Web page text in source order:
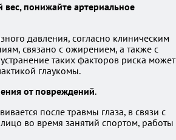
понижайте артериальное
давления, согласно клиническим
связано с ожирением, а также с
таких факторов риска может
глаукомы.
от повреждений.
после травмы глаза, в связи с
во время занятий спортом, работы